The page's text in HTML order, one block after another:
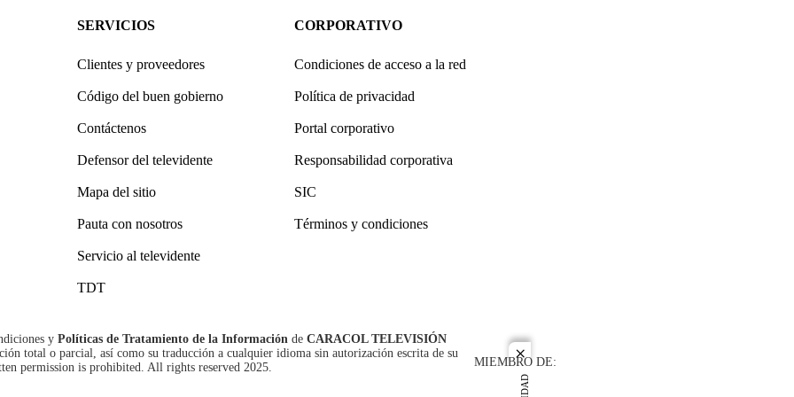
close
SERVICIOS
Clientes y proveedores
Código del buen gobierno
Contáctenos
Defensor del televidente
Mapa del sitio
Pauta con nosotros
Servicio al televidente
TDT
CORPORATIVO
Condiciones de acceso a la red
Política de privacidad
Portal corporativo
Responsabilidad corporativa
SIC
Términos y condiciones
y Políticas de Tratamiento de la Información de CARACOL TELEVISIÓN
total o parcial, así como su traducción a cualquier idioma sin autorización escrita de su
permission is prohibited. All rights reserved 2025.
MIEMBRO DE: